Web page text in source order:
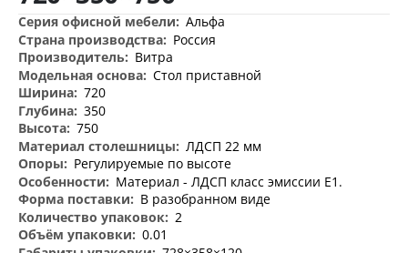
Дополнительная
информация
Альфа
Россия
Витра
Стол приставной
720
350
750
ЛДСП 22 мм
Регулируемые по высоте
Материал - ЛДСП класс эмиссии Е1.
В разобранном виде
2
0.01